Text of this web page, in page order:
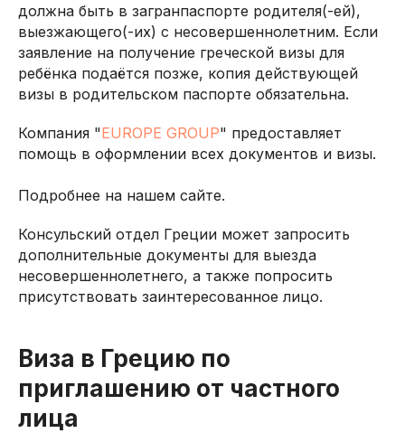
должна быть в загранпаспорте родителя(-ей),
выезжающего(-их) с несовершеннолетним. Если
заявление на получение греческой визы для
ребёнка подаётся позже, копия действующей
визы в родительском паспорте обязательна.
Компания "EUROPE GROUP" предоставляет
помощь в оформлении всех документов и визы.
Подробнее на нашем сайте.
Консульский отдел Греции может запросить
дополнительные документы для выезда
несовершеннолетнего, а также попросить
присутствовать заинтересованное лицо.
Виза в Грецию по
приглашению от частного
лица